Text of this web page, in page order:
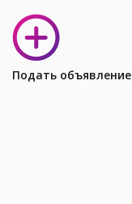
Подать объявление